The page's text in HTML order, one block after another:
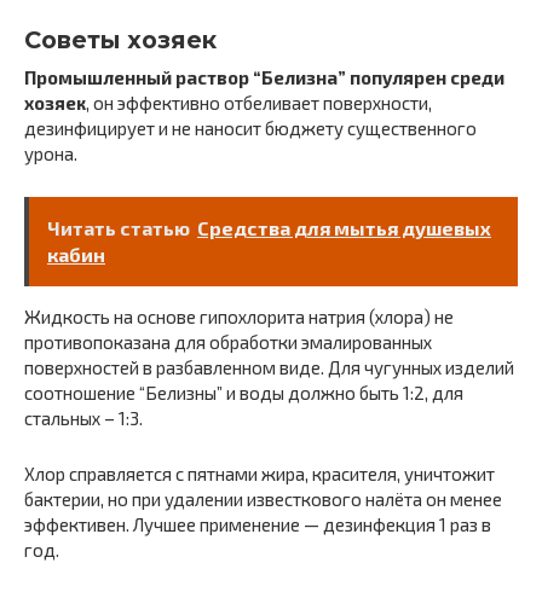
Советы хозяек
Промышленный раствор “Белизна” популярен среди
хозяек, он эффективно отбеливает поверхности,
дезинфицирует и не наносит бюджету существенного
урона.
Читать статью Средства для мытья душевых
кабин
Жидкость на основе гипохлорита натрия (хлора) не
противопоказана для обработки эмалированных
поверхностей в разбавленном виде. Для чугунных изделий
соотношение “Белизны” и воды должно быть 1:2, для
стальных – 1:3.
Хлор справляется с пятнами жира, красителя, уничтожит
бактерии, но при удалении известкового налёта он менее
эффективен. Лучшее применение — дезинфекция 1 раз в
год.